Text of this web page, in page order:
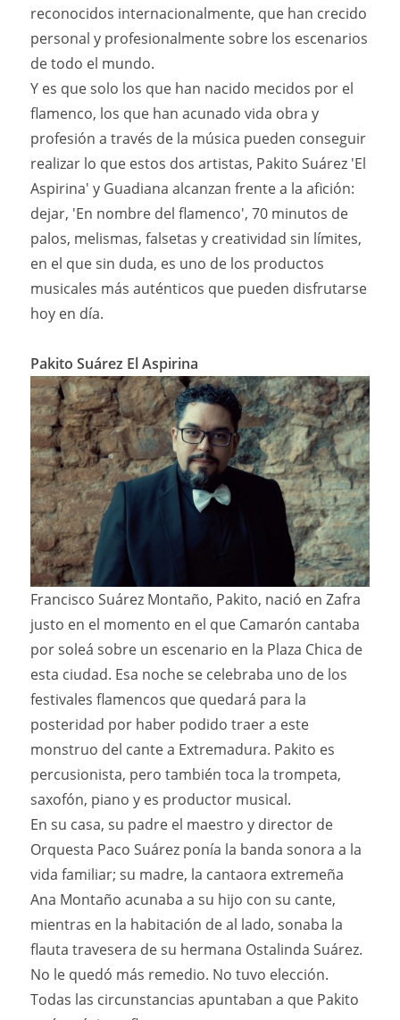
reconocidos internacionalmente, que han crecido
personal y profesionalmente sobre los escenarios
de todo el mundo.
Y es que solo los que han nacido mecidos por el
flamenco, los que han acunado vida obra y
profesión a través de la música pueden conseguir
realizar lo que estos dos artistas, Pakito Suárez 'El
Aspirina' y Guadiana alcanzan frente a la afición:
dejar, 'En nombre del flamenco', 70 minutos de
palos, melismas, falsetas y creatividad sin límites,
en el que sin duda, es uno de los productos
musicales más auténticos que pueden disfrutarse
hoy en día.
Pakito Suárez El Aspirina
Francisco Suárez Montaño, Pakito, nació en Zafra
justo en el momento en el que Camarón cantaba
por soleá sobre un escenario en la Plaza Chica de
esta ciudad. Esa noche se celebraba uno de los
festivales flamencos que quedará para la
posteridad por haber podido traer a este
monstruo del cante a Extremadura. Pakito es
percusionista, pero también toca la trompeta,
saxofón, piano y es productor musical.
En su casa, su padre el maestro y director de
Orquesta Paco Suárez ponía la banda sonora a la
vida familiar; su madre, la cantaora extremeña
Ana Montaño acunaba a su hijo con su cante,
mientras en la habitación de al lado, sonaba la
flauta travesera de su hermana Ostalinda Suárez.
No le quedó más remedio. No tuvo elección.
Todas las circunstancias apuntaban a que Pakito